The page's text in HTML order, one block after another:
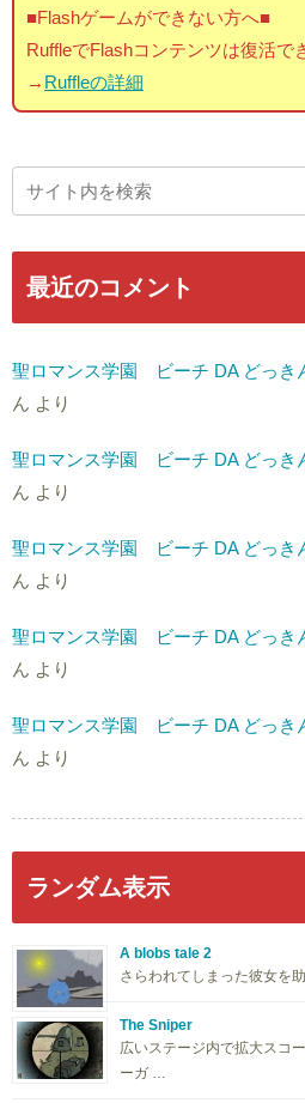
■Flashゲームができない方へ■
RuffleでFlashコンテンツは復活で
→ Ruffleの詳細
最近のコメント
聖ロマンス学園 ビーチ DA どっき
ん より
聖ロマンス学園 ビーチ DA どっき
ん より
聖ロマンス学園 ビーチ DA どっき
ん より
聖ロマンス学園 ビーチ DA どっき
ん より
聖ロマンス学園 ビーチ DA どっき
ん より
ランダム表示
A blobs tale 2
さらわれてしまった彼女を
The Sniper
広いステージ内で拡大スコ
ーガ …